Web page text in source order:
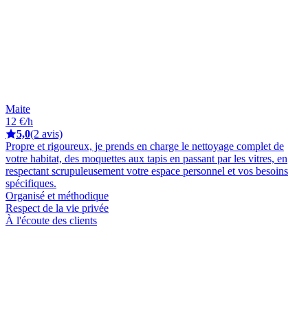
Maite
12 €/h
5,0(2 avis)
Propre et rigoureux, je prends en charge le nettoyage complet de
votre habitat, des moquettes aux tapis en passant par les vitres, en
respectant scrupuleusement votre espace personnel et vos besoins
spécifiques.
Organisé et méthodique
Respect de la vie privée
À l'écoute des clients